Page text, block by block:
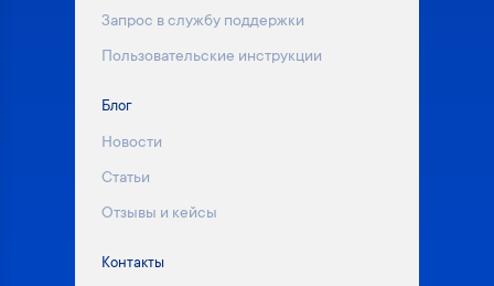
Запрос в службу поддержки
Пользовательские инструкции
Блог
Новости
Статьи
Отзывы и кейсы
Контакты